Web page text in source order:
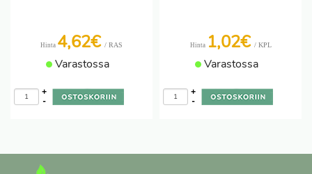
Hinta 4,62€ / RAS
Varastossa
-
+
Hinta 1,02€ / KPL
Varastossa
-
+